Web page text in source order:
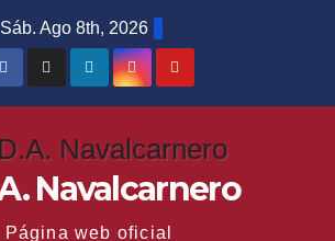
Sáb. Ago 8th, 2026
Navalcarnero
Página web oficial